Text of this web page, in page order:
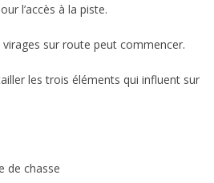
l’accès à la piste.
sur route peut commencer.
les trois éléments qui influent sur
chasse